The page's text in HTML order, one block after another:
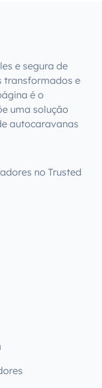
e segura de
transformados e
é o
uma solução
autocaravanas
no Trusted